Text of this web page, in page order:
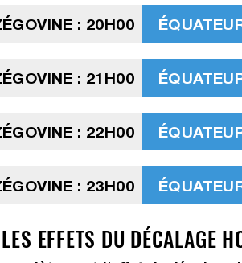
: 20H00
: 21H00
: 22H00
: 23H00
EFFETS DU DÉCALAGE